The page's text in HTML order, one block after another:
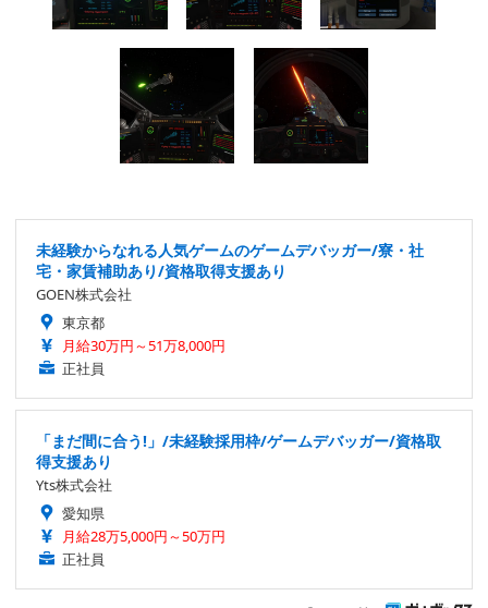
未経験からなれる人気ゲームのゲームデバッガー/寮・社
宅・家賃補助あり/資格取得支援あり
GOEN株式会社
東京都
月給30万円～51万8,000円
正社員
「まだ間に合う!」/未経験採用枠/ゲームデバッガー/資格取
得支援あり
Yts株式会社
愛知県
月給28万5,000円～50万円
正社員